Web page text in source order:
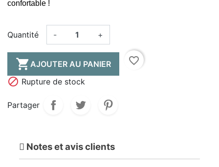
confortable !
Quantité - +
AJOUTER AU PANIER
favorite_border
 Rupture de stock
Partager
Notes et avis clients